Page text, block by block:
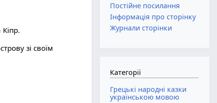
зі своїм
Постійне посилання
Інформація про сторінку
Журнали сторінки
Категорії
Грецькі народні казки
українською мовою